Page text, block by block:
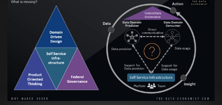
Artikel:Data Mesh Ökosysteme: Die
Transformation zur Data Inspired Human
Culture
VIEW